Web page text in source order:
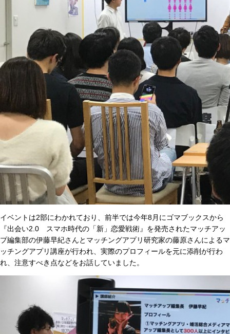
イベントは2部にわかれており、前半では今年8月にゴマブックスから
『出会い2.0 スマホ時代の「新」恋愛戦術』を発売されたマッチアッ
プ編集部の伊藤早紀さんとマッチングアプリ研究家の藤原さんによるマ
ッチングアプリ講座が行われ、実際のプロフィールを元に添削が行わ
れ、注意すべき点などをお話していました。